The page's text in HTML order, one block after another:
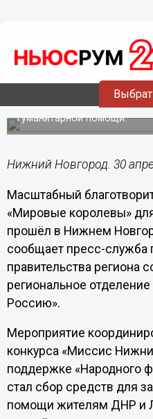
Модный показ в
Донбасса
Новгороде
Средства от мероприятия
гуманитарной помощи.
Нижний Новгород. 30
Масштабный
«Мировые королевы»
прошёл в Нижнем
сообщает пресс-служба
правительства региона
региональное
Россию».
Мероприятие
конкурса «Миссис
поддержке «Народного
стал сбор средств для
помощи жителям ДНР и